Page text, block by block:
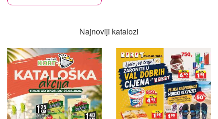
Najnoviji katalozi